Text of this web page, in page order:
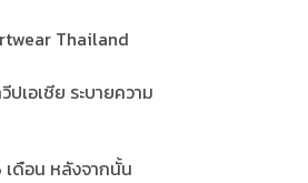
Thailand
เอเชีย ระบายความ
ดือน หลังจากนั้น